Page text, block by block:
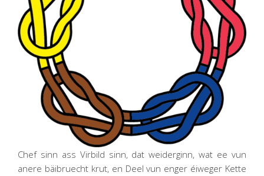
Chef sinn ass Virbild sinn, dat weiderginn, wat ee vun
anere bäibruecht krut, en Deel vun enger éiweger Kette